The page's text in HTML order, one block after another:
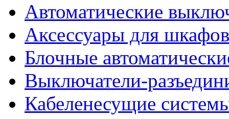
Автоматические
Аксессуары для
Блочные
Выключатели-
Кабеленесущие